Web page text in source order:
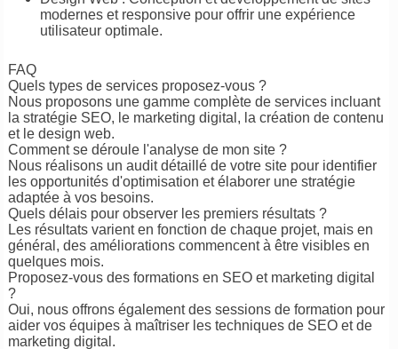
modernes et responsive pour offrir une expérience
utilisateur optimale.
FAQ
Quels types de services proposez-vous ?
Nous proposons une gamme complète de services incluant
la stratégie SEO, le marketing digital, la création de contenu
et le design web.
Comment se déroule l'analyse de mon site ?
Nous réalisons un audit détaillé de votre site pour identifier
les opportunités d'optimisation et élaborer une stratégie
adaptée à vos besoins.
Quels délais pour observer les premiers résultats ?
Les résultats varient en fonction de chaque projet, mais en
général, des améliorations commencent à être visibles en
quelques mois.
Proposez-vous des formations en SEO et marketing digital
?
Oui, nous offrons également des sessions de formation pour
aider vos équipes à maîtriser les techniques de SEO et de
marketing digital.